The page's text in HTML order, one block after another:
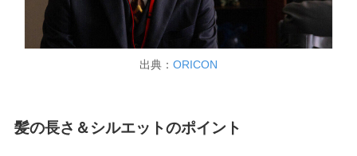
出典： ORICON
髪の長さ＆シルエットのポイント